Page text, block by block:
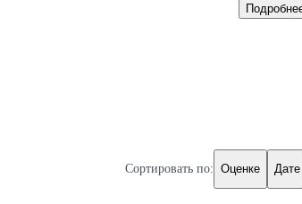
Сортировать по: Оценке Дате